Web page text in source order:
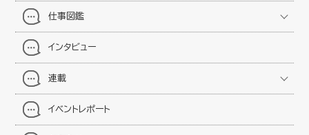
仕事図鑑
インタビュー
連載
イベントレポート